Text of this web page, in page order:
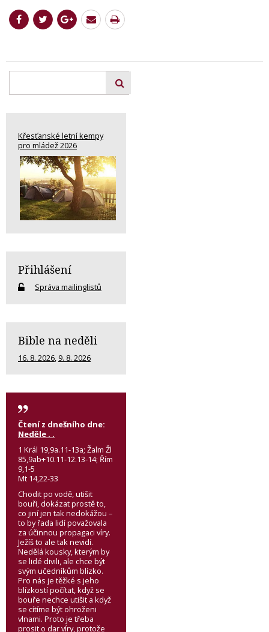
Křesťanské letní kempy
pro mládež 2026
Přihlášení
Správa mailinglistů
Bible na neděli
16. 8. 2026, 9. 8. 2026
Čtení z dnešního dne:
Neděle . .
1 Král 19,9a.11-13a; Žalm Žl
85,9ab+10.11-12.13-14; Řím
9,1-5
Mt 14,22-33
Chodit po vodě, utišit
bouři, dokázat prostě to,
co jiní jen tak nedokážou –
to by řada lidí považovala
za účinnou propagaci víry.
Ježíš to ale tak nevidí.
Nedělá kousky, kterým by
se lidé divili, ale chce být
svým učedníkům blízko.
Pro nás je těžké s jeho
blízkostí počítat, když se
bouře nechce utišit a když
se cítíme být ohroženi
vlnami. Proto je třeba
prosit o dar víry, protože